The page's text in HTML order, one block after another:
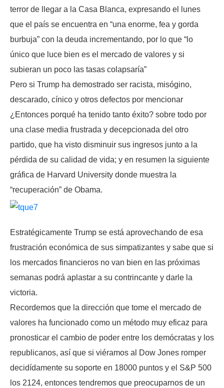
terror de llegar a la Casa Blanca, expresando el lunes
que el país se encuentra en “una enorme, fea y gorda
burbuja” con la deuda incrementando, por lo que “lo
único que luce bien es el mercado de valores y si
subieran un poco las tasas colapsaría”
Pero si Trump ha demostrado ser racista, misógino,
descarado, cínico y otros defectos por mencionar
¿Entonces porqué ha tenido tanto éxito? sobre todo por
una clase media frustrada y decepcionada del otro
partido, que ha visto disminuir sus ingresos junto a la
pérdida de su calidad de vida; y en resumen la siguiente
gráfica de Harvard University donde muestra la
“recuperación” de Obama.
Estratégicamente Trump se está aprovechando de esa
frustración económica de sus simpatizantes y sabe que si
los mercados financieros no van bien en las próximas
semanas podrá aplastar a su contrincante y darle la
victoria.
Recordemos que la dirección que tome el mercado de
valores ha funcionado como un método muy eficaz para
pronosticar el cambio de poder entre los demócratas y los
republicanos, así que si viéramos al Dow Jones romper
decidídamente su soporte en 18000 puntos y el S&P 500
los 2124, entonces tendremos que preocuparnos de un